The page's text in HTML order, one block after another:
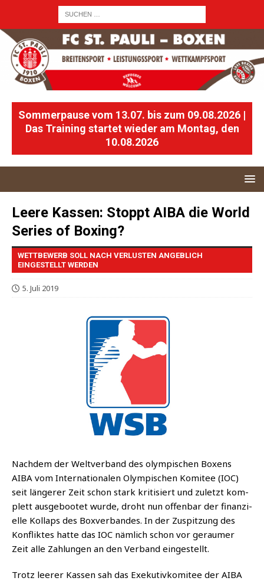
Sommerpause vom 13.07. bis zum 09.08.2026 |
Das Training startet wieder am Montag, den
10.08.2026
Leere Kassen: Stoppt AIBA die World
Series of Boxing?
WETTBEWERB SOLL NACH VERLUSTEN ANGEBLICH
EINGESTELLT WERDEN
5. Juli 2019
Nach­dem der Welt­ver­band des olym­pi­schen Boxens
AIBA vom Inter­na­tio­na­len Olym­pi­schen Komi­tee (IOC)
seit län­ge­rer Zeit schon stark kri­ti­siert und zuletzt kom­
plett aus­ge­boo­tet wur­de, droht nun offen­bar der finan­zi­
el­le Kol­laps des Box­ver­ban­des. In der Zuspit­zung des
Kon­flik­tes hat­te das IOC näm­lich schon vor gerau­mer
Zeit alle Zah­lun­gen an den Ver­band eingestellt.
Trotz lee­rer Kas­sen sah das Exe­ku­tiv­ko­mi­tee der AIBA